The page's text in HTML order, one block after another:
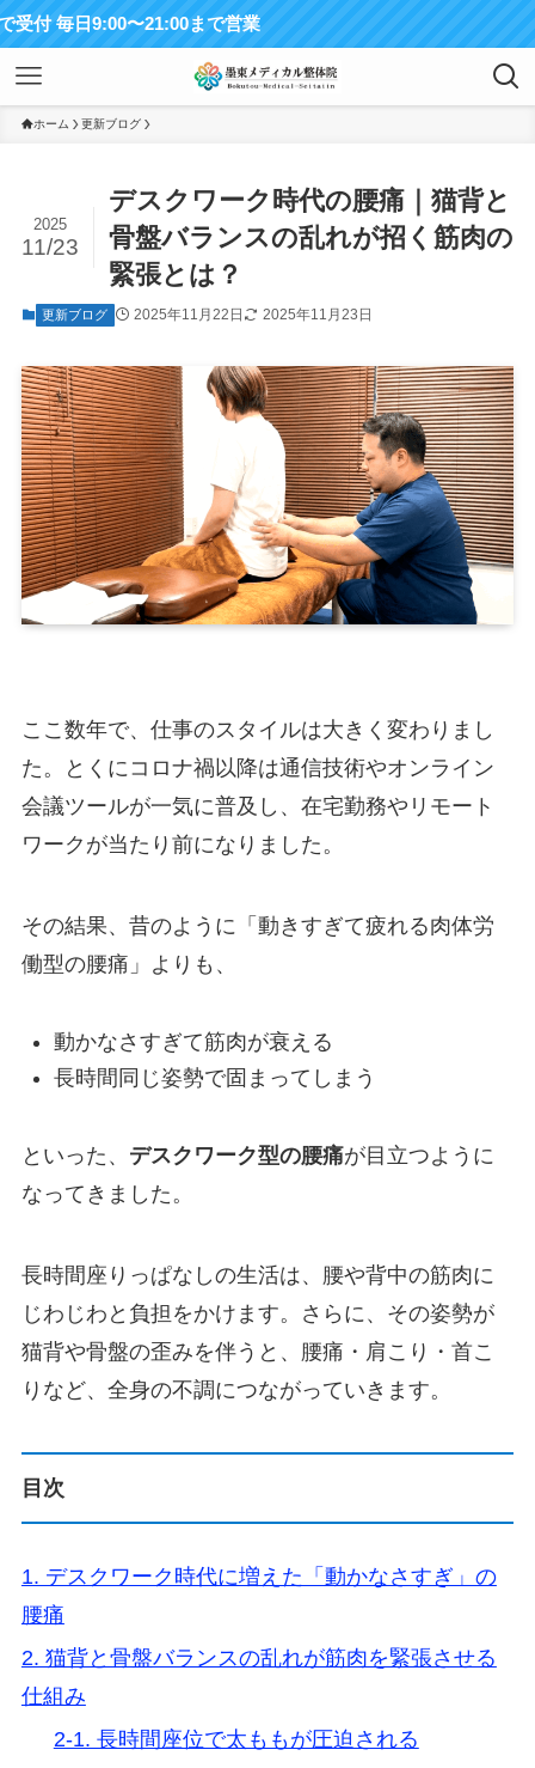
〜21:00まで営業
ホーム 更新ブログ
デスクワーク時代の腰痛｜猫背と
骨盤バランスの乱れが招く筋肉の
緊張とは？
2025
11/23
更新ブログ 2025年11月22日 2025年11月23日
ここ数年で、仕事のスタイルは大きく変わりまし
た。とくにコロナ禍以降は通信技術やオンライン
会議ツールが一気に普及し、在宅勤務やリモート
ワークが当たり前になりました。
その結果、昔のように「動きすぎて疲れる肉体労
働型の腰痛」よりも、
動かなさすぎて筋肉が衰える
長時間同じ姿勢で固まってしまう
といった、 デスクワーク型の腰痛が目立つように
なってきました。
長時間座りっぱなしの生活は、腰や背中の筋肉に
じわじわと負担をかけます。さらに、その姿勢が
猫背や骨盤の歪みを伴うと、腰痛・肩こり・首こ
りなど、全身の不調につながっていきます。
目次
1. デスクワーク時代に増えた「動かなさすぎ」の
腰痛
2. 猫背と骨盤バランスの乱れが筋肉を緊張させる
仕組み
2-1. 長時間座位で太ももが圧迫される